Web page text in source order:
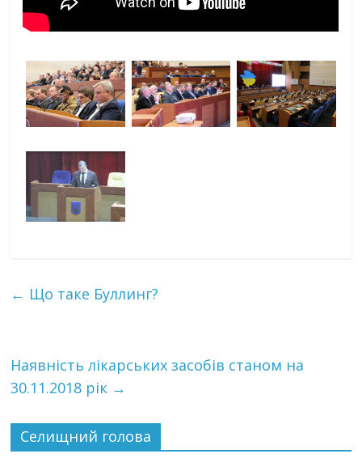
← Що таке Буллинг?
Наявність лікарських засобів станом на
30.11.2018 рік →
Селищний голова